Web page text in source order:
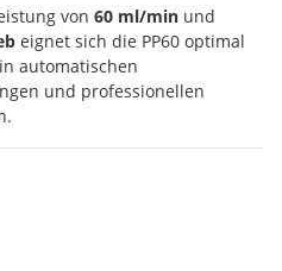
von 60 ml/min und
eignet sich die PP60 optimal
automatischen
und professionellen